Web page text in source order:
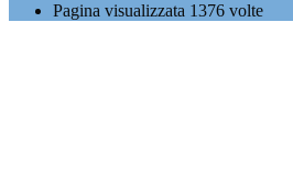
Pagina visualizzata 1376 volte